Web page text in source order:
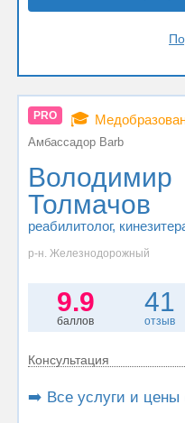
PRO 🎓
Амбассадор Barb
Володимир
Толмачов
реабилитолог,
р-н. Железнодорожный
9.9
баллов
41
отзыв
Консультация
➡️ Все услуги и цены